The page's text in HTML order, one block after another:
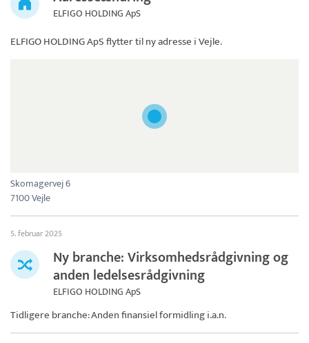
ELFIGO HOLDING ApS
ELFIGO HOLDING ApSflytter til ny adresse i Vejle.
Skomagervej 6
7100 Vejle
5. februar 2025
Ny branche: Virksomhedsrådgivning og
anden ledelsesrådgivning
ELFIGO HOLDING ApS
Tidligere branche: Anden finansiel formidling i.a.n.